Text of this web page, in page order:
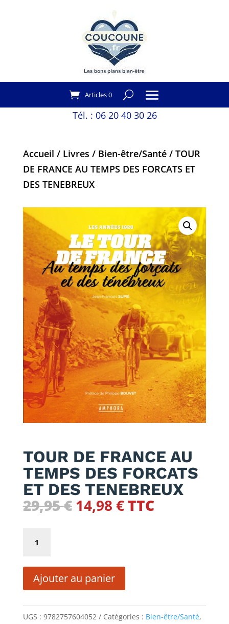
Articles 0
Tél. : 06 20 40 30 26
Accueil / Livres / Bien-être/Santé/ TOUR
DE FRANCE AU TEMPS DES FORCATS ET
DES TENEBREUX
TOUR DE FRANCE AU
TEMPS DES FORCATS
ET DES TENEBREUX
29,95€ Le
29,95 €.
14,98 €Le
14,98 €.
TTC
TOUR
AU
Ajouter au panier
UGS : 9782757604052 Catégories : Bien-être/Santé,